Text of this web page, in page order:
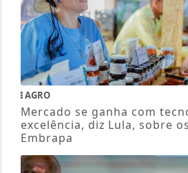
AGRO
Mercado se ganha com
excelência, diz Lula, sobre
Embrapa